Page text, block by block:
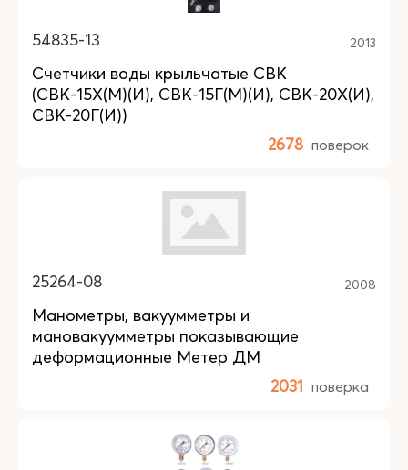
54835-13 2013
Счетчики воды крыльчатые СВК
(СВК-15Х(М)(И), СВК-15Г(М)(И), СВК-20Х(И),
СВК-20Г(И))
2678 поверок
25264-08 2008
Манометры, вакуумметры и
мановакуумметры показывающие
деформационные Метер ДМ
2031 поверка